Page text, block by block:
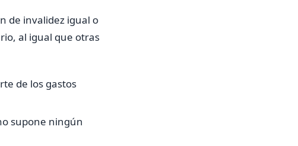
de invalidez igual o
al igual que otras
de los gastos
supone ningún